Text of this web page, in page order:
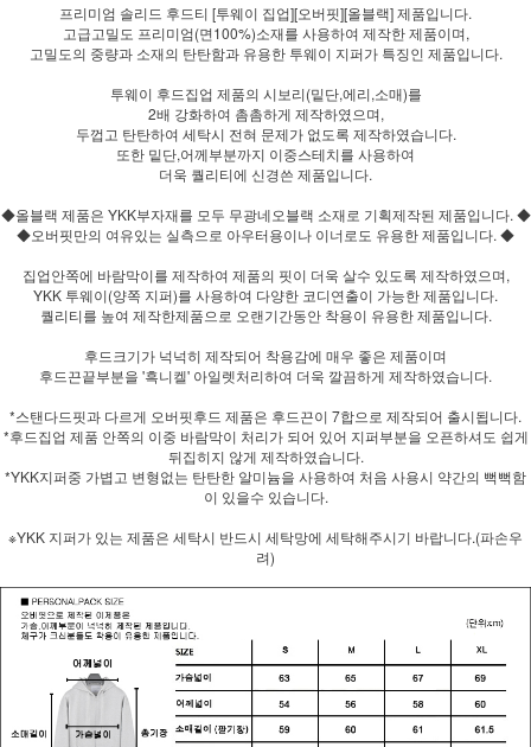
프리미엄 솔리드 후드티 [투웨이 집업][오버핏][올블랙] 제품입니다.
고급고밀도 프리미엄(면100%)소재를 사용하여 제작한 제품이며,
고밀도의 중량과 소재의 탄탄함과 유용한 투웨이 지퍼가 특징인 제품입니다.
투웨이 후드집업 제품의 시보리(밑단,에리,소매)를
2배 강화하여 촘촘하게 제작하였으며,
두껍고 탄탄하여 세탁시 전혀 문제가 없도록 제작하였습니다.
또한 밑단,어께부분까지 이중스테치를 사용하여
더욱 퀄리티에 신경쓴 제품입니다.
◆올블랙 제품은 YKK부자재를 모두 무광네오블랙 소재로 기획제작된 제품입니다. ◆
◆오버핏만의 여유있는 실측으로 아우터용이나 이너로도 유용한 제품입니다. ◆
집업안쪽에 바람막이를 제작하여 제품의 핏이 더욱 살수 있도록 제작하였으며,
YKK 투웨이(양쪽 지퍼)를 사용하여 다양한 코디연출이 가능한 제품입니다.
퀄리티를 높여 제작한제품으로 오랜기간동안 착용이 유용한 제품입니다.
후드크기가 넉넉히 제작되어 착용감에 매우 좋은 제품이며
후드끈끝부분을 '흑니켈' 아일렛처리하여 더욱 깔끔하게 제작하였습니다.
*스탠다드핏과 다르게 오버핏후드 제품은 후드끈이 7합으로 제작되어 출시됩니다.
*후드집업 제품 안쪽의 이중 바람막이 처리가 되어 있어 지퍼부분을 오픈하셔도 쉽게
뒤집히지 않게 제작하였습니다.
*YKK지퍼중 가볍고 변형없는 탄탄한 알미늄을 사용하여 처음 사용시 약간의 뻑뻑함
이 있을수 있습니다.
※YKK 지퍼가 있는 제품은 세탁시 반드시 세탁망에 세탁해주시기 바랍니다.(파손우
려)